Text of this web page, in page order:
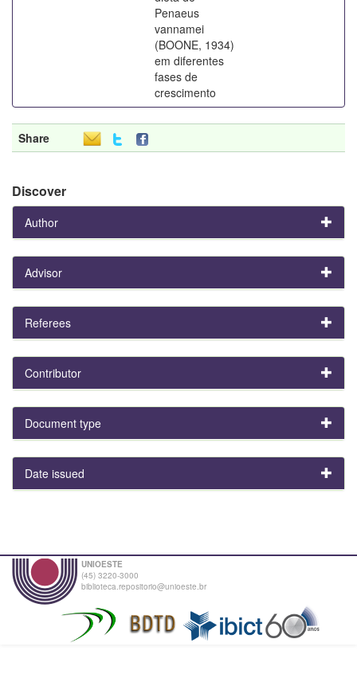
Penaeus
vannamei
(BOONE, 1934)
em diferentes
fases de
crescimento
Share
Discover
Author
Advisor
Referees
Contributor
Document type
Date issued
UNIOESTE
(45) 3220-3000
biblioteca.repositorio@unioeste.br